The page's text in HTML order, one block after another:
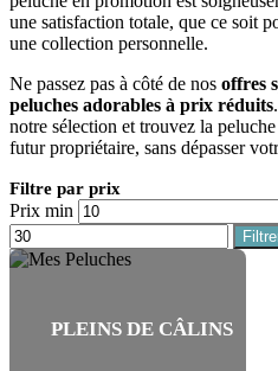
une satisfaction totale, que ce soit
une collection personnelle.
Ne passez pas à côté de nos offres
peluches adorables à prix réduits
notre sélection et trouvez la
futur propriétaire, sans dépasser
Filtre par prix
Prix min
PLEINS DE CÂLINS